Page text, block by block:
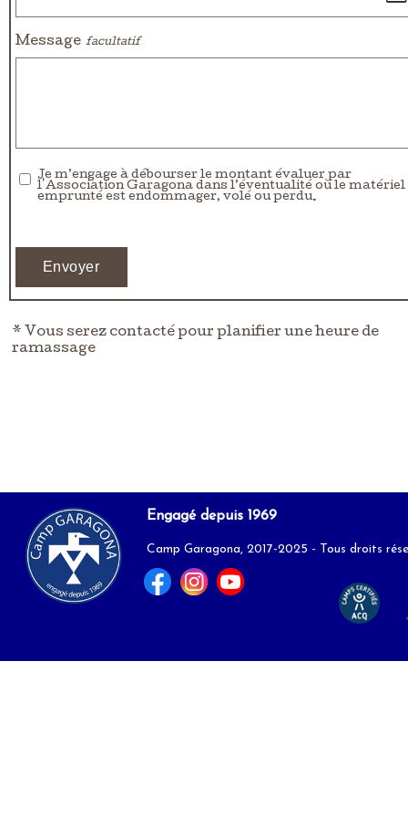
Message
Je m’engage à débourser le montant évaluer par
l'Association Garagona dans l’éventualité où le matériel
emprunté est endommager, volé ou perdu.
* Vous serez contacté pour planifier une heure de
ramassage
Engagé depuis 1969
Camp Garagona, 2017-2025 - Tous droits